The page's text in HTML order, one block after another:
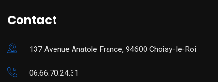
Contact
137 Avenue Anatole France, 94600 Choisy-le-Roi
06.66.70.24.31